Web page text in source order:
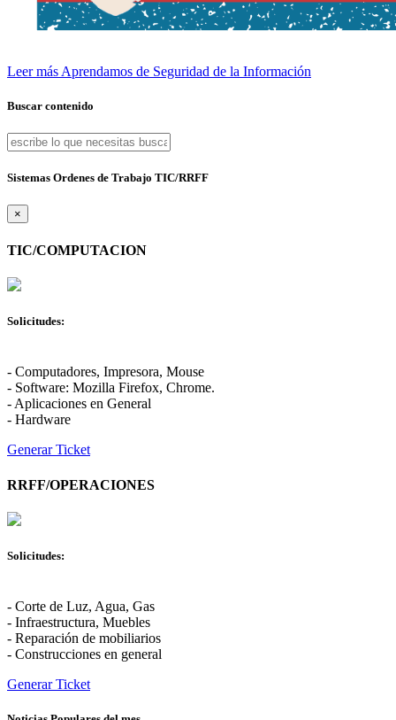
Leer más Aprendamos de Seguridad de la Información
Buscar contenido
Sistemas Ordenes de Trabajo TIC/RRFF
×
TIC/COMPUTACION
Solicitudes:
- Computadores, Impresora, Mouse
- Software: Mozilla Firefox, Chrome.
- Aplicaciones en General
- Hardware
Generar Ticket
RRFF/OPERACIONES
Solicitudes:
- Corte de Luz, Agua, Gas
- Infraestructura, Muebles
- Reparación de mobiliarios
- Construcciones en general
Generar Ticket